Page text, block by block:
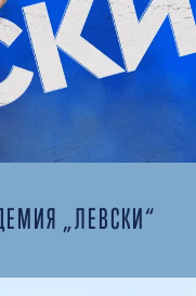
„ЛЕВСКИ“